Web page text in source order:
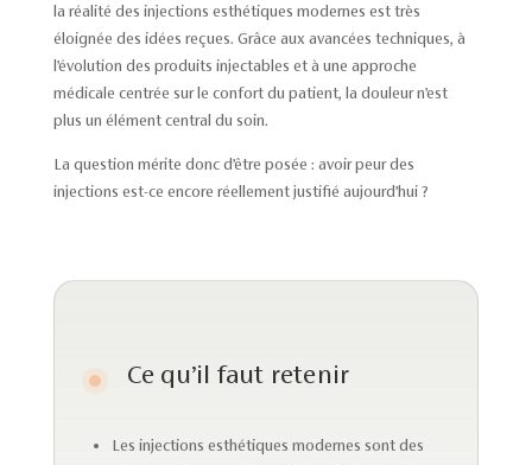
la réalité des injections esthétiques modernes est très
éloignée des idées reçues. Grâce aux avancées techniques, à
l’évolution des produits injectables et à une approche
médicale centrée sur le confort du patient, la douleur n’est
plus un élément central du soin.
La question mérite donc d’être posée : avoir peur des
injections est-ce encore réellement justifié aujourd’hui ?
Ce qu’il faut retenir
Les injections esthétiques modernes sont des